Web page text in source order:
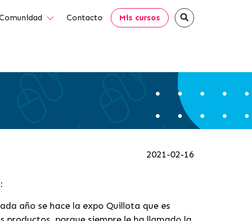
Contacto Mis cursos
2021-02-16
año se hace la expo Quillota que es